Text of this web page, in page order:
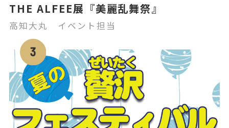
THE ALFEE展『美麗乱舞祭』
高知大丸 イベント担当